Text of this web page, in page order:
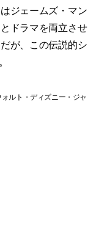
ジェームズ・マン
ドラマを両立させ
が、この伝説的シ
ルト・ディズニー・ジャ